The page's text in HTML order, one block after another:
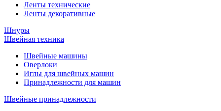
Ленты технические
Ленты декоративные
Шнуры
Швейная техника
Швейные машины
Оверлоки
Иглы для швейных машин
Принадлежности для машин
Швейные принадлежности